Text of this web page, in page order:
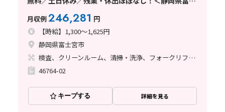
月収例246,281 円
【時給】1,300～1,625円
静岡県富士宮市
検査、クリーンルーム、清掃・洗浄、フォークリフト、座り作業、立ち作業、その他
46764-02
キープする 詳細を見る